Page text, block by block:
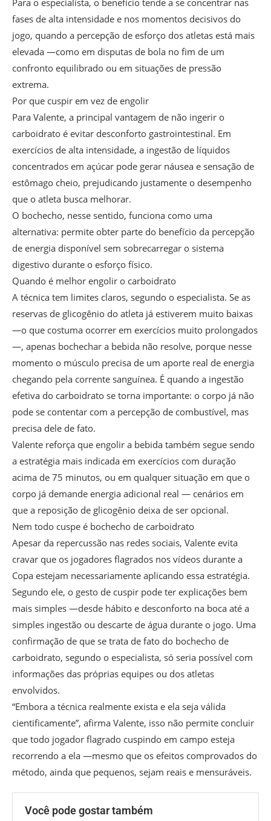
Para o especialista, o benefício tende a se concentrar nas
fases de alta intensidade e nos momentos decisivos do
jogo, quando a percepção de esforço dos atletas está mais
elevada —como em disputas de bola no fim de um
confronto equilibrado ou em situações de pressão
extrema.
Por que cuspir em vez de engolir
Para Valente, a principal vantagem de não ingerir o
carboidrato é evitar desconforto gastrointestinal. Em
exercícios de alta intensidade, a ingestão de líquidos
concentrados em açúcar pode gerar náusea e sensação de
estômago cheio, prejudicando justamente o desempenho
que o atleta busca melhorar.
O bochecho, nesse sentido, funciona como uma
alternativa: permite obter parte do benefício da percepção
de energia disponível sem sobrecarregar o sistema
digestivo durante o esforço físico.
Quando é melhor engolir o carboidrato
A técnica tem limites claros, segundo o especialista. Se as
reservas de glicogênio do atleta já estiverem muito baixas
—o que costuma ocorrer em exercícios muito prolongados
—, apenas bochechar a bebida não resolve, porque nesse
momento o músculo precisa de um aporte real de energia
chegando pela corrente sanguínea. É quando a ingestão
efetiva do carboidrato se torna importante: o corpo já não
pode se contentar com a percepção de combustível, mas
precisa dele de fato.
Valente reforça que engolir a bebida também segue sendo
a estratégia mais indicada em exercícios com duração
acima de 75 minutos, ou em qualquer situação em que o
corpo já demande energia adicional real — cenários em
que a reposição de glicogênio deixa de ser opcional.
Nem todo cuspe é bochecho de carboidrato
Apesar da repercussão nas redes sociais, Valente evita
cravar que os jogadores flagrados nos vídeos durante a
Copa estejam necessariamente aplicando essa estratégia.
Segundo ele, o gesto de cuspir pode ter explicações bem
mais simples —desde hábito e desconforto na boca até a
simples ingestão ou descarte de água durante o jogo. Uma
confirmação de que se trata de fato do bochecho de
carboidrato, segundo o especialista, só seria possível com
informações das próprias equipes ou dos atletas
envolvidos.
“Embora a técnica realmente exista e ela seja válida
cientificamente”, afirma Valente, isso não permite concluir
que todo jogador flagrado cuspindo em campo esteja
recorrendo a ela —mesmo que os efeitos comprovados do
método, ainda que pequenos, sejam reais e mensuráveis.
Você pode gostar também